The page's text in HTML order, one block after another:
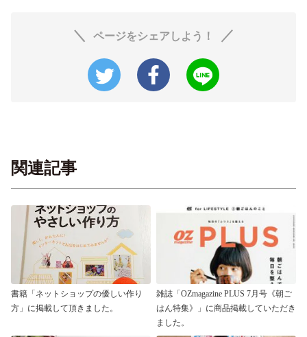
ページをシェアしよう！
関連記事
書籍「ネットショップの優しい作り
方」に掲載して頂きました。
雑誌「OZmagazine PLUS 7月号《朝ご
はん特集》」に商品掲載していただき
ました。